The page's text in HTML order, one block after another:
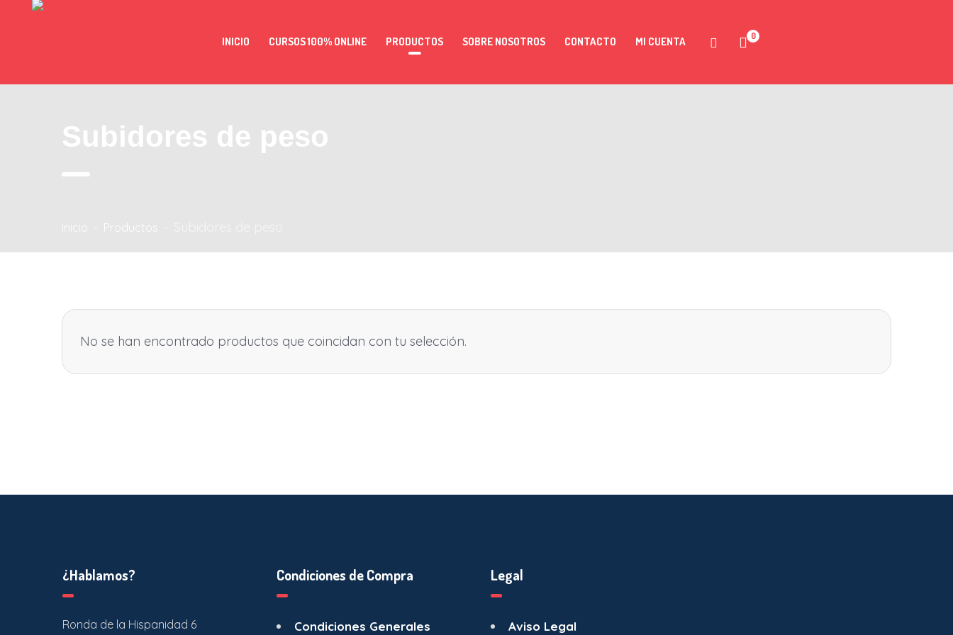
0
INICIO CURSOS 100% ONLINE PRODUCTOS SOBRE NOSOTROS CONTACTO MI CUENTA
Subidores de peso
Inicio Productos
No se han encontrado productos que coincidan con tu selección.
¿Hablamos?
Ronda de la Hispanidad 6
Condiciones de Compra
Condiciones Generales
Legal
Aviso Legal